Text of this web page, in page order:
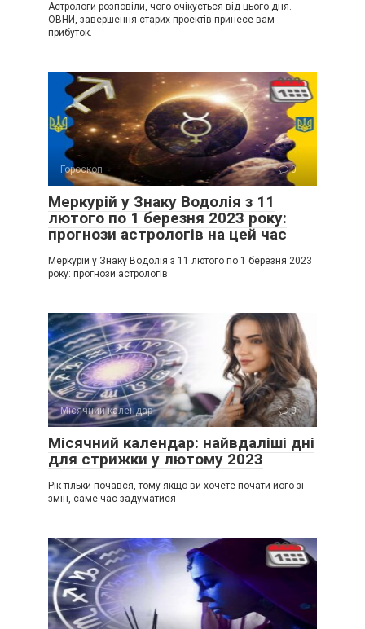
Астрологи розповіли, чого очікується від цього дня.
ОВНИ, завершення старих проектів принесе вам
прибуток.
Гороскоп 0
Меркурій у Знаку Водолія з 11
лютого по 1 березня 2023 року:
прогнози астрологів на цей час
Меркурій у Знаку Водолія з 11 лютого по 1 березня 2023
року: прогнози астрологів
Місячний календар 0
Місячний календар: найвдаліші дні
для стрижки у лютому 2023
Рік тільки почався, тому якщо ви хочете почати його зі
змін, саме час задуматися